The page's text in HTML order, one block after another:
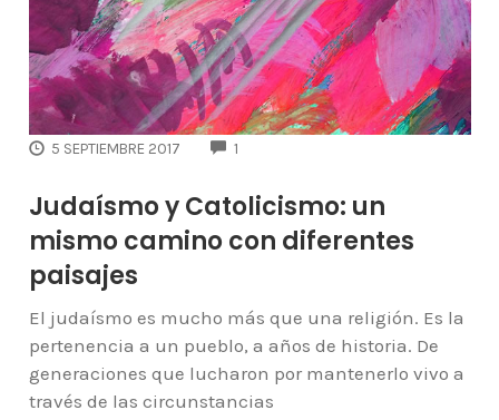
5 SEPTIEMBRE 2017 1
Judaísmo y Catolicismo: un
mismo camino con diferentes
paisajes
El judaísmo es mucho más que una religión. Es la
pertenencia a un pueblo, a años de historia. De
generaciones que lucharon por mantenerlo vivo a
través de las circunstancias